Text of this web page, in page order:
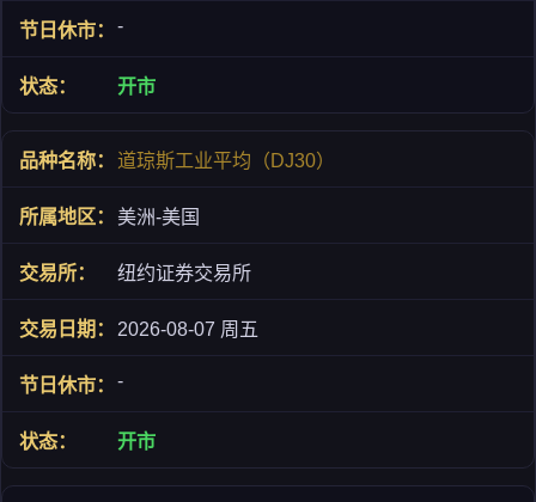
-
开市
道琼斯工业平均（DJ30）
美洲-美国
纽约证券交易所
2026-08-07 周五
-
开市